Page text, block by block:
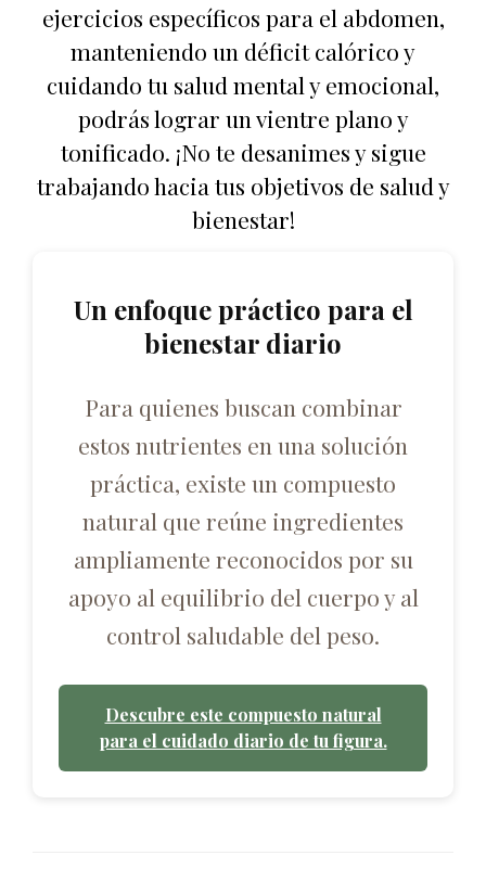
ejercicios específicos para el abdomen,
manteniendo un déficit calórico y
cuidando tu salud mental y emocional,
podrás lograr un vientre plano y
tonificado. ¡No te desanimes y sigue
trabajando hacia tus objetivos de salud y
bienestar!
Un enfoque práctico para el
bienestar diario
Para quienes buscan combinar
estos nutrientes en una solución
práctica, existe un compuesto
natural que reúne ingredientes
ampliamente reconocidos por su
apoyo al equilibrio del cuerpo y al
control saludable del peso.
Descubre este compuesto natural
para el cuidado diario de tu figura.